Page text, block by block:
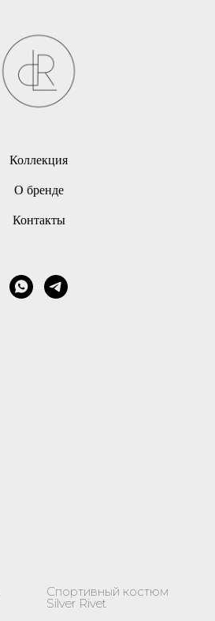
Коллекция
О бренде
Контакты
Спортивный костюм
Silver Rivet